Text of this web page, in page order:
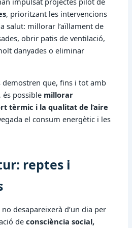
, prioritzant les intervencions
salut: millorar l’aïllament de
obrir patis de ventilació,
danyades o eliminar
demostren que, fins i tot amb
és possible millorar
tèrmic i la qualitat de l’aire
el consum energètic i les
reptes i
desapareixerà d’un dia per
deconsciència social,